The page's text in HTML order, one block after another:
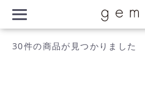
30件の商品が見つかりました